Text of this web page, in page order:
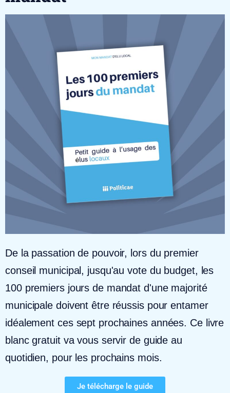
De la passation de pouvoir, lors du premier
conseil municipal, jusqu'au vote du budget, les
100 premiers jours de mandat d'une majorité
municipale doivent être réussis pour entamer
idéalement ces sept prochaines années. Ce livre
blanc gratuit va vous servir de guide au
quotidien, pour les prochains mois.
Je télécharge le guide